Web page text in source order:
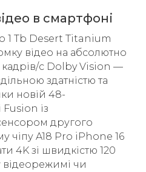
в смартфоні
1 Tb Desert Titanium
відео на абсолютно
кадрів/с Dolby Vision —
здатністю та
новій 48-
Fusion із
другого
чіпу A18 Pro iPhone 16
4K зі швидкістю 120
відеорежимі чи